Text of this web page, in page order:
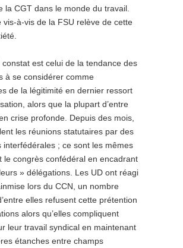
la CGT dans le monde du travail.
vis-à-vis de la FSU relève de cette
constat est celui de la tendance des
à se considérer comme
de la légitimité en dernier ressort
alors que la plupart d’entre
crise profonde. Depuis des mois,
les réunions statutaires par des
interfédérales ; ce sont les mêmes
le congrès confédéral en encadrant
» délégations. Les UD ont réagi
lors du CCN, un nombre
elles refusent cette prétention
alors qu’elles compliquent
leur travail syndical en maintenant
étanches entre champs